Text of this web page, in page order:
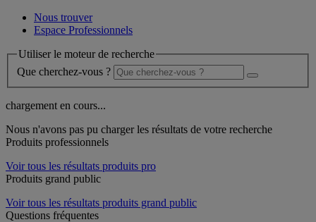
Nous trouver
Espace Professionnels
Utiliser le moteur de recherche
Que cherchez-vous ?
chargement en cours...
Nous n'avons pas pu charger les résultats de votre recherche
Produits professionnels
Voir tous les résultats produits pro
Produits grand public
Voir tous les résultats produits grand public
Questions fréquentes